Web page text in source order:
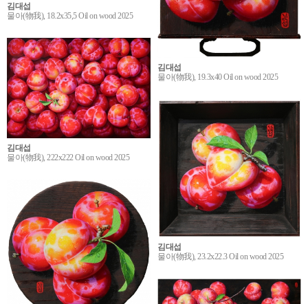
김대섭
물아(物我), 18.2x35,5 Oil on wood 2025
김대섭
물아(物我), 19.3x40 Oil on wood 2025
김대섭
물아(物我), 222x222 Oil on wood 2025
김대섭
물아(物我), 23.2x22.3 Oil on wood 2025